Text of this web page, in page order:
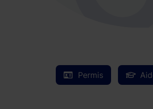
Permis